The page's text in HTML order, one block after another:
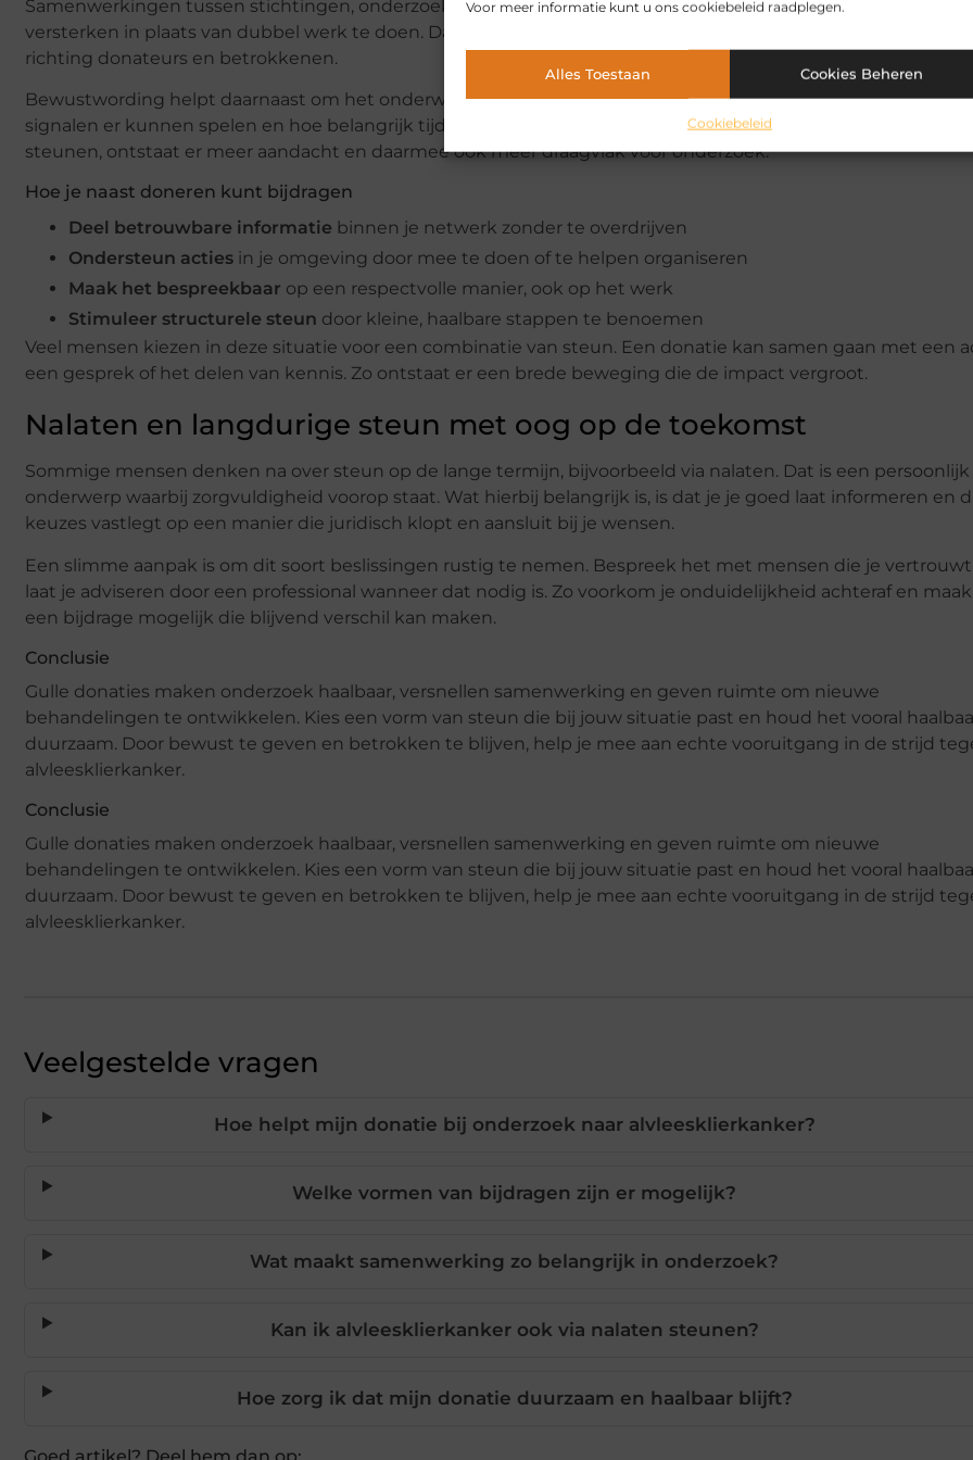
Voor meer informatie kunt u ons cookiebeleid raadplegen.
Alles Toestaan Cookies Beheren
Cookiebeleid
Samenwerkingen tussen stichtingen, onderzoekers en behandelcentra zorgen ervoor dat projecten elkaar
versterken in plaats van dubbel werk te doen. Dat is niet alleen efficiënter, maar ook beter te verantwoorden
richting donateurs en betrokkenen.
Bewustwording helpt daarnaast om het onderwerp bespreekbaar te maken. Veel mensen weten pas laat
signalen er kunnen spelen en hoe belangrijk tijdige medische hulp is. Door informatie te delen en initiatieven
steunen, ontstaat er meer aandacht en daarmee ook meer draagvlak voor onderzoek.
Hoe je naast doneren kunt bijdragen
Deel betrouwbare informatie binnen je netwerk zonder te overdrijven
Ondersteun acties in je omgeving door mee te doen of te helpen organiseren
Maak het bespreekbaar op een respectvolle manier, ook op het werk
Stimuleer structurele steun door kleine, haalbare stappen te benoemen
Veel mensen kiezen in deze situatie voor een combinatie van steun. Een donatie kan samen gaan met een
een gesprek of het delen van kennis. Zo ontstaat er een brede beweging die de impact vergroot.
Nalaten en langdurige steun met oog op de toekomst
Sommige mensen denken na over steun op de lange termijn, bijvoorbeeld via nalaten. Dat is een persoonlijk
onderwerp waarbij zorgvuldigheid voorop staat. Wat hierbij belangrijk is, is dat je je goed laat informeren en
keuzes vastlegt op een manier die juridisch klopt en aansluit bij je wensen.
Een slimme aanpak is om dit soort beslissingen rustig te nemen. Bespreek het met mensen die je
laat je adviseren door een professional wanneer dat nodig is. Zo voorkom je onduidelijkheid achteraf en
een bijdrage mogelijk die blijvend verschil kan maken.
Conclusie
Gulle donaties maken onderzoek haalbaar, versnellen samenwerking en geven ruimte om nieuwe
behandelingen te ontwikkelen. Kies een vorm van steun die bij jouw situatie past en houd het vooral
duurzaam. Door bewust te geven en betrokken te blijven, help je mee aan echte vooruitgang in de strijd
alvleesklierkanker.
Conclusie
Gulle donaties maken onderzoek haalbaar, versnellen samenwerking en geven ruimte om nieuwe
behandelingen te ontwikkelen. Kies een vorm van steun die bij jouw situatie past en houd het vooral
duurzaam. Door bewust te geven en betrokken te blijven, help je mee aan echte vooruitgang in de strijd
alvleesklierkanker.
Veelgestelde vragen
Hoe helpt mijn donatie bij onderzoek naar alvleesklierkanker?
Welke vormen van bijdragen zijn er mogelijk?
Wat maakt samenwerking zo belangrijk in onderzoek?
Kan ik alvleesklierkanker ook via nalaten steunen?
Hoe zorg ik dat mijn donatie duurzaam en haalbaar blijft?